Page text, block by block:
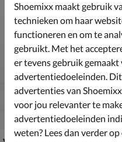
Shoemixx maakt gebruik
technieken om haar
functioneren en om te
gebruikt. Met het
er tevens gebruik
advertentiedoeleinden.
advertenties van
voor jou relevanter te
advertentiedoeleinden
weten? Lees dan verder op